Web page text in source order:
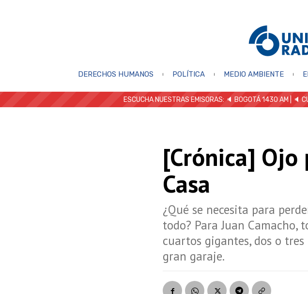
DERECHOS HUMANOS POLÍTICA MEDIO AMBIENTE
ESCUCHA NUESTRAS EMISORAS: 🔈 BOGOTÁ 1430 AM | 🔈
[Crónica] Ojo
Casa
¿Qué se necesita para
todo? Para Juan Camacho,
cuartos gigantes, dos o
gran garaje.